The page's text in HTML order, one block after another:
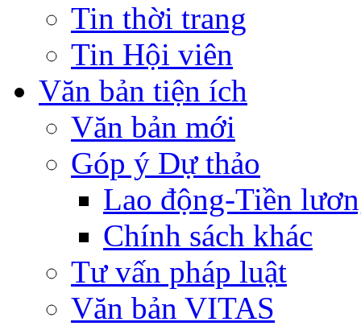
Tin thời trang
Tin Hội viên
Văn bản tiện ích
Văn bản mới
Góp ý Dự thảo
Lao động-Tiền
Chính sách khác
Tư vấn pháp luật
Văn bản VITAS